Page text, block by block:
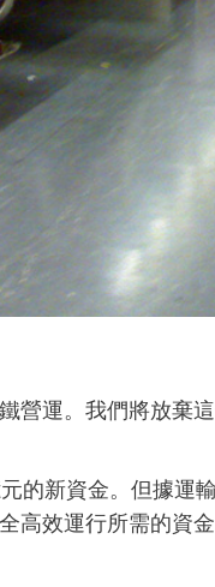
營運。我們將放棄
的新資金。但據運
高效運行所需的資